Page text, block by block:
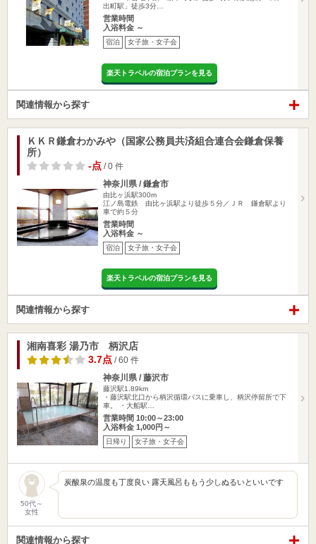
出町駅」徒歩3分…
営業時間
入浴料金 ～
宿泊 女子旅・女子会
楽天トラベルの宿泊プランを見る
関連情報から探す
ＫＫＲ鎌倉わかみや（国家公務員共済組合連合会鎌倉保養
所）
-点 / 0 件
神奈川県 / 鎌倉市
由比ヶ浜駅300m
江ノ島電鉄 由比ヶ浜駅より徒歩５分／ＪＲ 鎌倉駅より
車で約５分
営業時間
入浴料金 ～
宿泊 女子旅・女子会
楽天トラベルの宿泊プランを見る
関連情報から探す
湘南喜彩 湯乃市 柄沢店
3.7点 / 60 件
神奈川県 / 藤沢市
藤沢駅1.89km
・藤沢駅北口から柄沢循環バスに乗車し、柄沢停留所で下
車。 ・大船駅…
営業時間 10:00～23:00
入浴料金 1,000円～
日帰り 女子旅・女子会
50代～
女性
炭酸泉の温度も丁度良い 露天風呂ももう少しぬるいといいです
関連情報から探す